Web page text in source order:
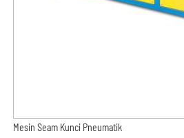
Mesin Seam Kunci Pneumatik